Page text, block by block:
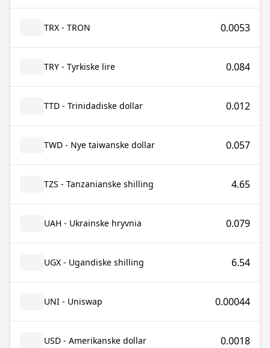
TRX - TRON 0.0053
TRY - Tyrkiske lire 0.084
TTD - Trinidadiske dollar 0.012
TWD - Nye taiwanske dollar 0.057
TZS - Tanzanianske shilling 4.65
UAH - Ukrainske hryvnia 0.079
UGX - Ugandiske shilling 6.54
UNI - Uniswap 0.00044
USD - Amerikanske dollar 0.0018